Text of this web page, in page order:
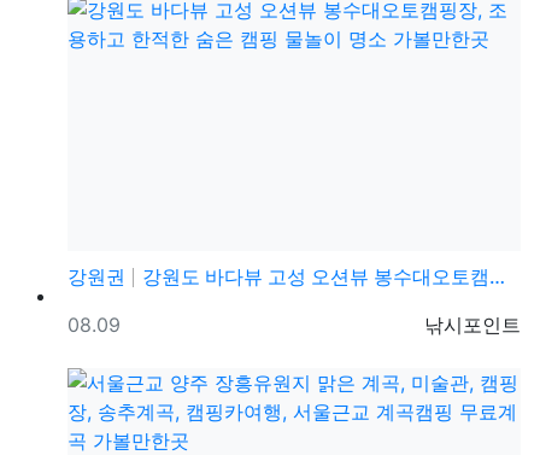
강원권
강원도 바다뷰 고성 오션뷰 봉수대오토캠핑장, 조용하고 …
등록자
낚시포인트
등록일
08.09